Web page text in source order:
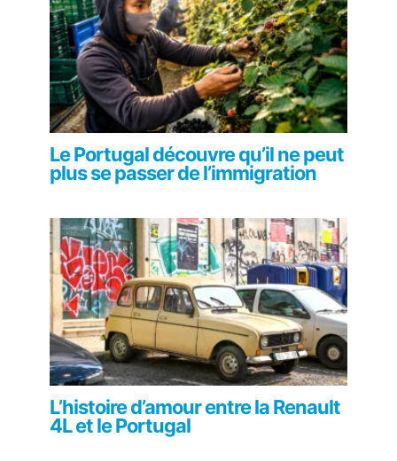
Le Portugal découvre qu’il ne peut
plus se passer de l’immigration
L’histoire d’amour entre la Renault
4L et le Portugal